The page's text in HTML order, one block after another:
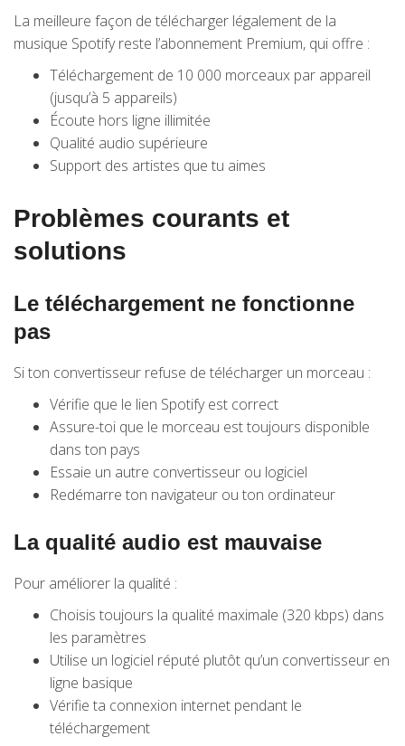
La meilleure façon de télécharger légalement de la
musique Spotify reste l’abonnement Premium, qui offre :
Téléchargement de 10 000 morceaux par appareil
(jusqu’à 5 appareils)
Écoute hors ligne illimitée
Qualité audio supérieure
Support des artistes que tu aimes
Problèmes courants et
solutions
Le téléchargement ne fonctionne
pas
Si ton convertisseur refuse de télécharger un morceau :
Vérifie que le lien Spotify est correct
Assure-toi que le morceau est toujours disponible
dans ton pays
Essaie un autre convertisseur ou logiciel
Redémarre ton navigateur ou ton ordinateur
La qualité audio est mauvaise
Pour améliorer la qualité :
Choisis toujours la qualité maximale (320 kbps) dans
les paramètres
Utilise un logiciel réputé plutôt qu’un convertisseur en
ligne basique
Vérifie ta connexion internet pendant le
téléchargement